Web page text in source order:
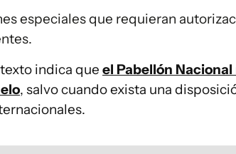
especiales que requieran
indica que el Pabellón
, salvo cuando exista una